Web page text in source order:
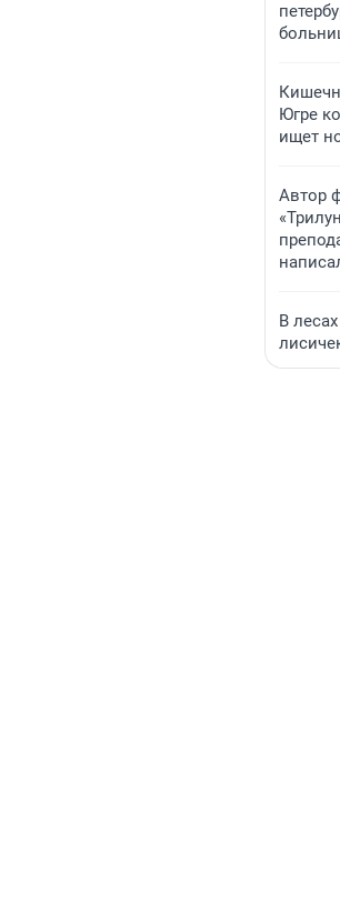
Югре
ищет
Автор
В